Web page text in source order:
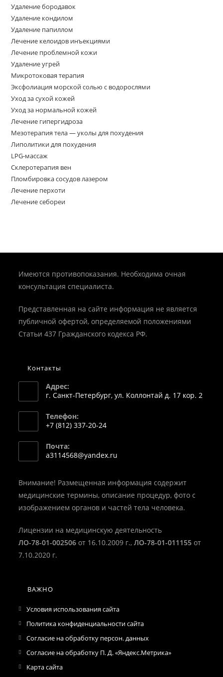
Удаление бородавок
Удаление кондилом
Удаление папиллом
Лечение келоидов инъекциями
Лечение проблемной кожи
Удаление угрей
Микротоковая терапия
Эксфолиация морской солью с водорослями
Уход за сухой кожей
Уход за нормальной кожей
Лечение гипергидроза
Мезотерапия тела — уколы для похудения
Липолитики для похудения
LPG-массаж
Склеротерапия вен
Пломбировка сосудов лазером
Лечение перхоти
Лечение себореи
Имеются противопоказания. Необходима очная
консультация специалиста.
Представленная на сайте информация не является
публичной офертой, определяемой положениями
Статьи 437 Гражданского кодекса РФ.
Контакты
Адрес:
г. Санкт-Петербург, ул. Коллонтай д. 17 кор. 2
Телефон:
+7 (812) 337-20-24
в
вашем
Почта:
a3114568@yandex.ru
приложении
Внимание! Размещенная информация содержит
медицинские термины, описание процедур, фото с
изображением органов и частей тела человека.
Лицензии на медицинскую деятельность
ЛО-78-01-002506 от 16.10.2009 г.,ЛО-78-01-011155 от
7.10.2020 г.
ВАЖНО
Условия использования сайта
Политика конфиденциальности сайта
Согласие на обработку персон. данных
Согласие на обработку П. Д. «Яндекс.Метрика»
Карта сайта